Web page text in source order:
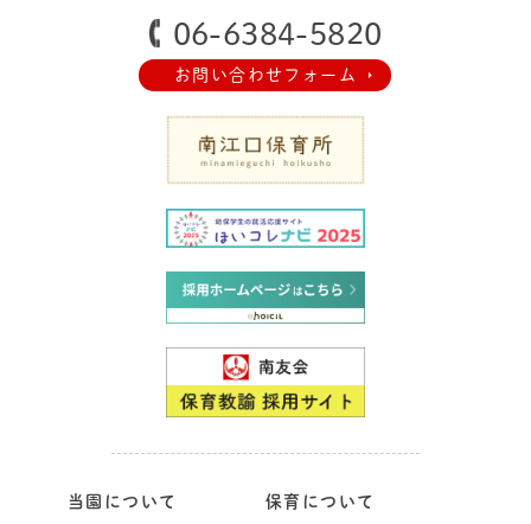
06-6384-5820
お問い合わせフォーム
当園について 保育について